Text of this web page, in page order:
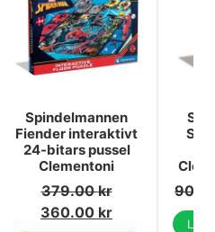
Spindelmannen
Fiender interaktivt
24-bitars pussel
Clementoni
379.00kr
360.00 kr